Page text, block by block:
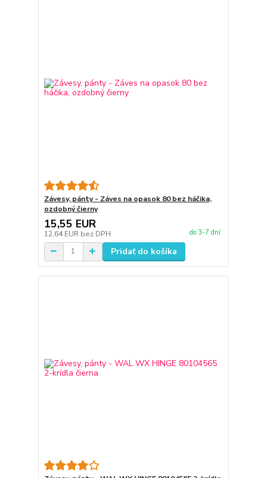
Závesy, pánty - Záves na opasok 80 bez háčika,
ozdobný čierny
15,55 EUR
12,64 EUR bez DPH do 3-7 dní
Pridať do košíka